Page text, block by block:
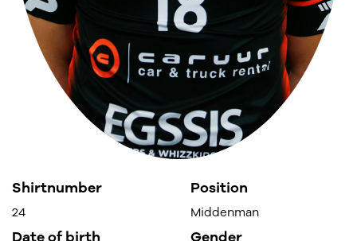
Shirtnumber
24
Position
Middenman
Date of birth Gender